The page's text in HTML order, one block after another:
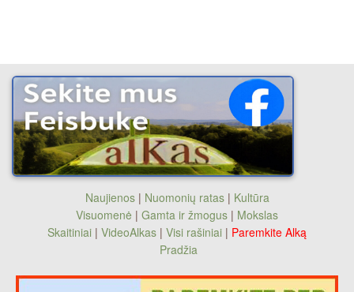
Naujienos| Nuomonių ratas| Kultūra
Visuomenė | Gamta ir žmogus | Mokslas
Skaitiniai | VideoAlkas | Visi rašiniai | Paremkite Alką
Pradžia